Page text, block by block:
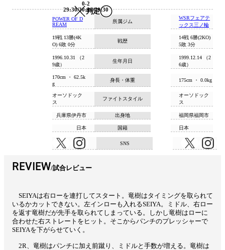
判定
0-2
29:30/30:30/29:30
所属ジム
POWER OF D
REAM
WSRフェアテ
ックス三ノ輪
戦歴
19戦 13勝(4K
O) 6敗 0分
14戦 6勝(2KO)
5敗 3分
生年月日
1996.10.31 （2
9歳）
1999.12.14 （2
6歳）
身長・体重
170cm ・ 62.5k
g
175cm ・ 0.0kg
ファイトスタイル
オーソドック
ス
オーソドック
ス
出身地
兵庫県伊丹市 福岡県福岡市
国籍
日本 日本
SNS
REVIEW 試合レビュー
SEIYAは右ローを連打してスタート。竜樹はタイミングを取られて
いるかカットできない。左インローも入れるSEIYA。ミドル、右ロー
を返す竜樹だが先手を取られてしまっている。しかし竜樹はローに
合わせた右ストレートをヒット。そこからパンチのプレッシャーで
SEIYAを下がらせていく。
2R、竜樹はパンチに加え前蹴り、ミドルと手数が増える。竜樹は